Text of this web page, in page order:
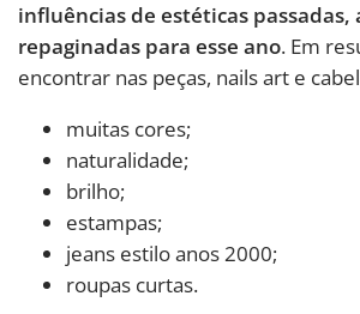
influências de estéticas passadas,
repaginadas para esse ano. Em
encontrar nas peças, nails art e
muitas cores;
naturalidade;
brilho;
estampas;
jeans estilo anos 2000;
roupas curtas.